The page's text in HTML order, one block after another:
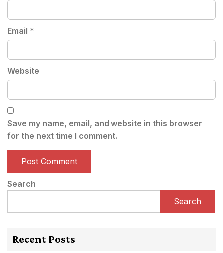
Email *
Website
Save my name, email, and website in this browser
for the next time I comment.
Search
Search
Recent Posts